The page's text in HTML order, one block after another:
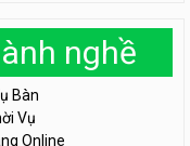
nghề
Bàn
Vụ
Online